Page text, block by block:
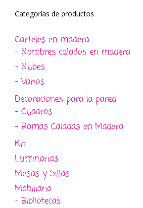
Categorías de productos
Carteles en madera
- Nombres calados en madera
- Nubes
- Varios
Decoraciones para la pared
- Cuadros
- Ramas Caladas en Madera
Kit
Luminarias
Mesas y Sillas
Mobiliario
- Bibliotecas